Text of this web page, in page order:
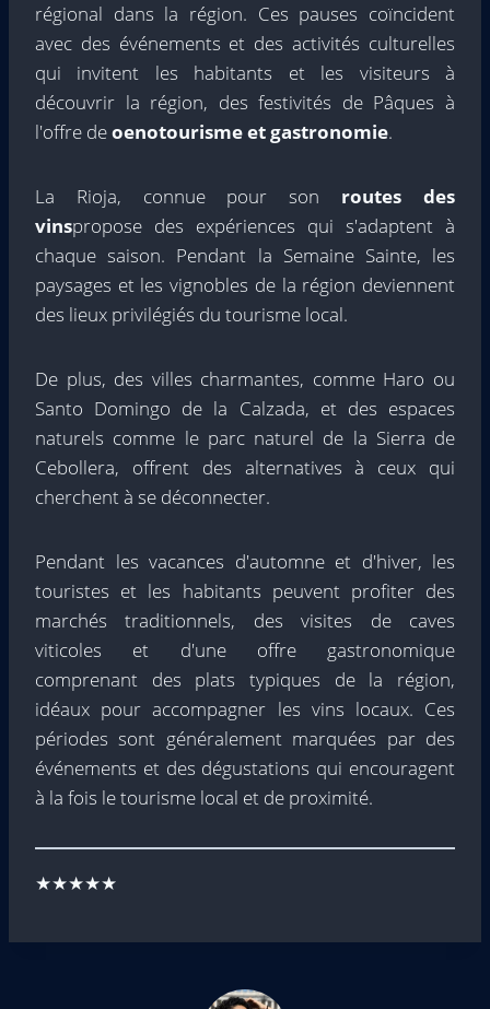
régional dans la région. Ces pauses coïncident
avec des événements et des activités culturelles
qui invitent les habitants et les visiteurs à
découvrir la région, des festivités de Pâques à
l'offre deoenotourisme et gastronomie.
La Rioja, connue pour son routes des
vinspropose des expériences qui s'adaptent à
chaque saison. Pendant la Semaine Sainte, les
paysages et les vignobles de la région deviennent
des lieux privilégiés du tourisme local.
De plus, des villes charmantes, comme Haro ou
Santo Domingo de la Calzada, et des espaces
naturels comme le parc naturel de la Sierra de
Cebollera, offrent des alternatives à ceux qui
cherchent à se déconnecter.
Pendant les vacances d'automne et d'hiver, les
touristes et les habitants peuvent profiter des
marchés traditionnels, des visites de caves
viticoles et d'une offre gastronomique
comprenant des plats typiques de la région,
idéaux pour accompagner les vins locaux. Ces
périodes sont généralement marquées par des
événements et des dégustations qui encouragent
à la fois le tourisme local et de proximité.
★★★★★